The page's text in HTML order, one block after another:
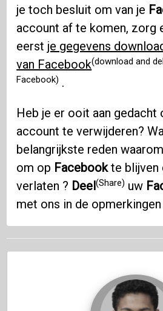
je toch besluit om van je
account af te komen, zorg
eerst je gegevens
van Facebook(download and
Facebook) .
Heb je er ooit aan gedacht
account te verwijderen?
belangrijkste reden
om op Facebookte blijven
verlaten ? Deel(Share) uw
met ons in de